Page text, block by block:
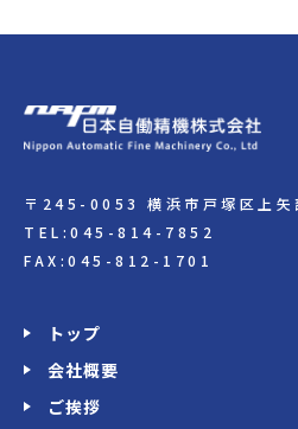
〒245-0053 横浜市戸塚区上矢
TEL:045-814-7852
FAX:045-812-1701
トップ
会社概要
ご挨拶